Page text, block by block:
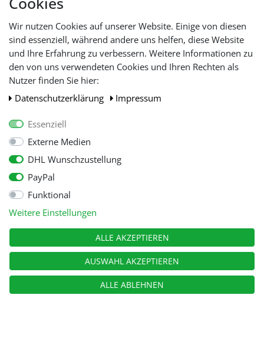
Wir nutzen Cookies auf unserer Website. Einige von diesen
sind essenziell, während andere uns helfen, diese Website
und Ihre Erfahrung zu verbessern. Weitere Informationen zu
den von uns verwendeten Cookies und Ihren Rechten als
Nutzer finden Sie hier:
Daten­schutz­erklärung
Impressum
Essenziell
Externe Medien
DHL Wunschzustellung
PayPal
Funktional
Weitere Einstellungen
ALLE AKZEPTIEREN
AUSWAHL AKZEPTIEREN
ALLE ABLEHNEN
Hilfe
Lieferfristen und
Lieferbeschränkung
WIR AKZEPTIEREN
© Copyright 2026 Tooltraders GmbH. Alle Rechte vorbehalten